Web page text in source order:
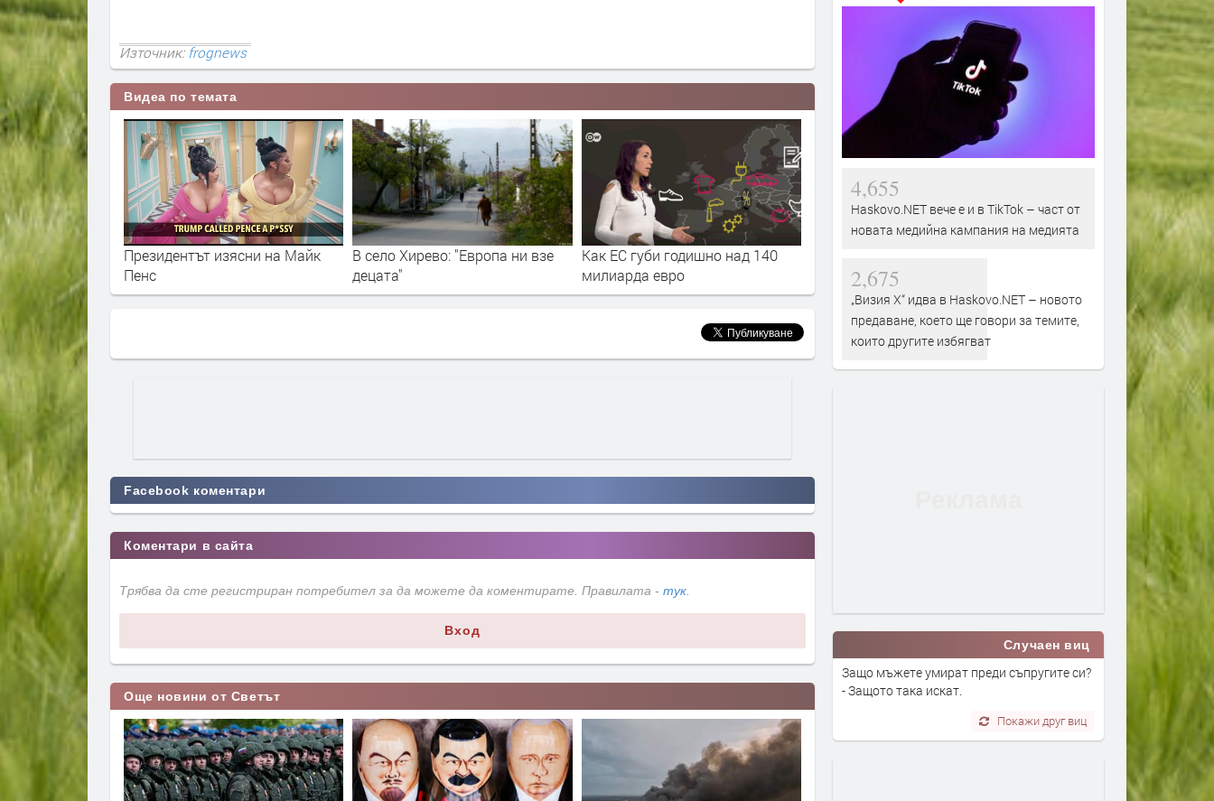
Източник:frognews
Видеа по темата
над 140
Президентът изясни на Майк
Пенс
В село Хирево: "Европа ни взе
децата"
Как ЕС губи годишно над 140
милиарда евро
В село Хирево: "Европа
Facebook коментари
Коментари в сайта
Трябва да сте регистриран потребител за да можете да коментирате. Правилата - тук.
Вход
Още новини от Светът
4,655
Haskovo.NET вече е и в TikTok – част от
новата медийна кампания на медията
2,675
„Визия Х“ идва в Haskovo.NET – новото
предаване, което ще говори за темите,
които другите избягват
Случаен виц
Защо мъжете умират преди съпругите си?
- Защото така искат.
Покажи друг виц